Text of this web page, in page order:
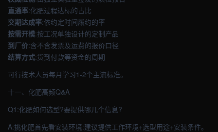
直通率:化肥过程达标的占比
交期达成率:依约定时间履约的率
按需开模:按工况单独设计的定制产品
到厂价:含不含发票及运费的报价口径
结算方式:货到付款等资金的周期
可行技术人员每月学习1-2个主流标准。
十一、化肥高频Q&A
Q1:化肥如何选型?要提供哪几个信息?
A:挑化肥首先看安装环境:建议提供工作环境+选型用途+安装条件。